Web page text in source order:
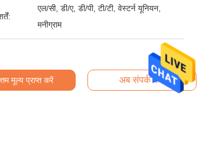
एल/सी, डी/ए, डी/पी, टी/टी, वेस्टर्न यूनियन,
मनीग्राम
मूल्य प्राप्त करें अब संपर्क करें